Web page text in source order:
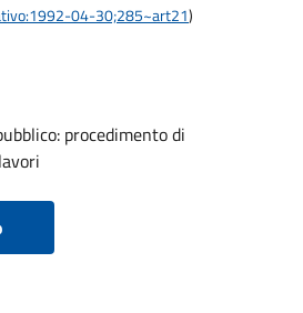
04-30;285~art21)
procedimento di